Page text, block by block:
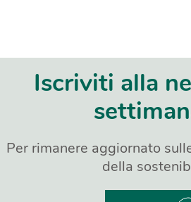
Iscriviti alla
Per rimanere aggiornato
della